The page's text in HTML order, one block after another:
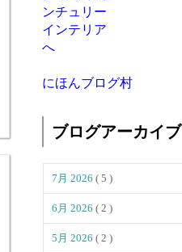
にほんブログ村
ブログアーカイブ
7月 2026 ( 5 )
6月 2026 ( 2 )
5月 2026 ( 2 )